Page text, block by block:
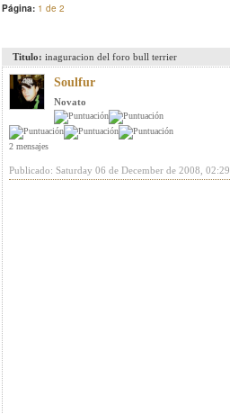
Página: 1 de 2
Titulo: inaguracion del foro bull terrier
Soulfur
Novato
2 mensajes
Publicado: Saturday 06 de December de 2008, 02:29